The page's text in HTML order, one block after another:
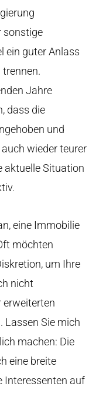
sonstige
ein guter Anlass
Jahre
dass die
und
wieder teurer
aktuelle Situation
eine Immobilie
möchten
um Ihre
nicht
erweiterten
Lassen Sie mich
machen: Die
eine breite
Interessenten auf